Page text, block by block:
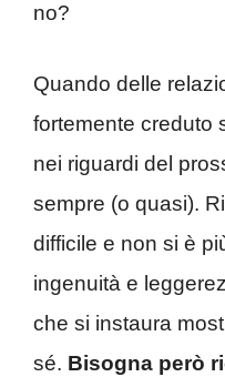
no?
Quando delle
fortemente creduto
nei riguardi del
sempre (o quasi).
difficile e non si è
ingenuità e
che si instaura
sé. Bisogna però